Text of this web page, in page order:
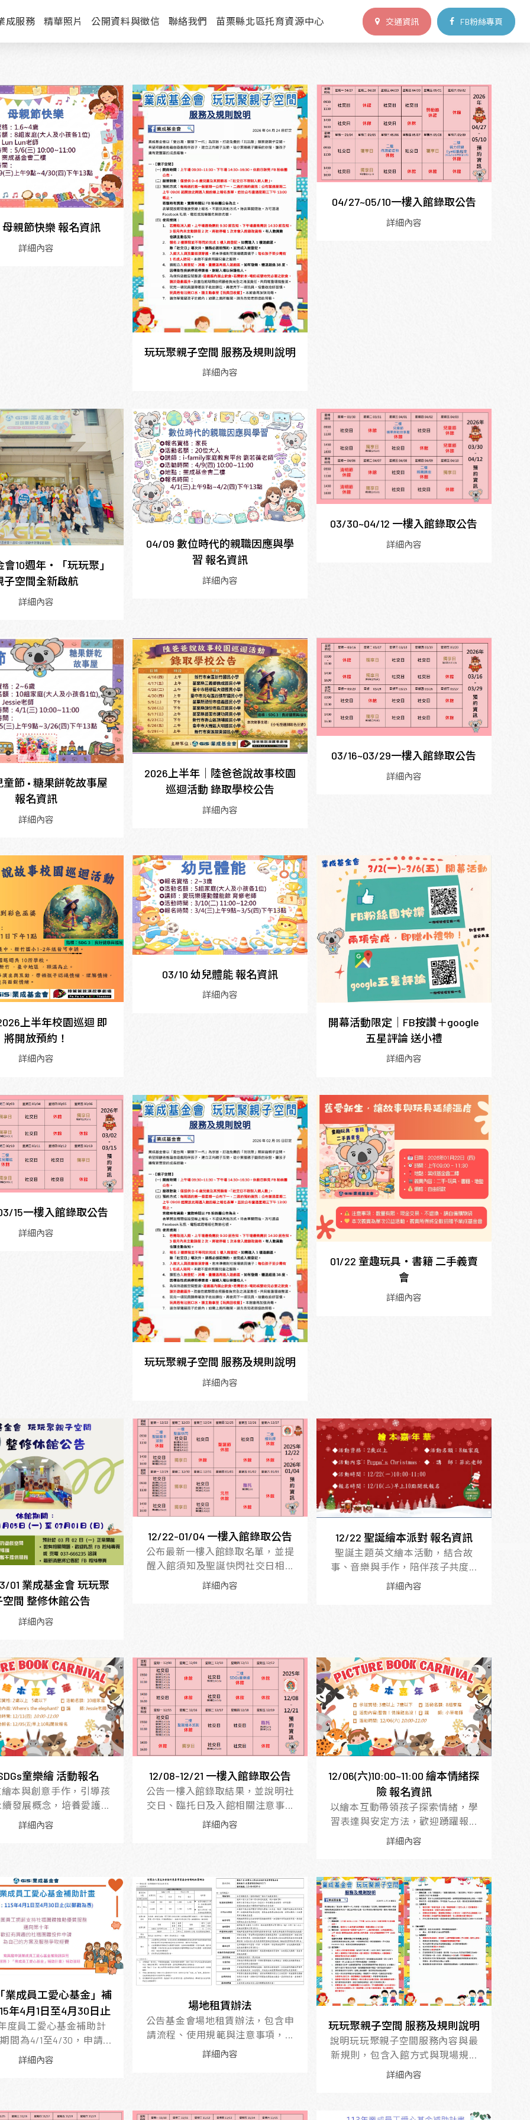
成服務 精華照片 公開資料與徵信 聯絡我們 苗栗縣北區托育資源中心 交通資訊 FB粉絲專頁
親節快樂 報名資訊
詳細內容
玩玩聚親子空間 服務及規則說明
詳細內容
04/27~05/10一樓入館錄取公告
詳細內容
10週年・「玩玩聚」
子空間全新啟航
詳細內容
04/09 數位時代的親職因應與學
習 報名資訊
詳細內容
03/30~04/12 一樓入館錄取公告
詳細內容
童節 • 糖果餅乾故事屋
報名資訊
詳細內容
2026上半年｜陸爸爸說故事校園
巡迴活動 錄取學校公告
詳細內容
03/16~03/29一樓入館錄取公告
詳細內容
上半年校園巡迴 即
將開放預約！
詳細內容
03/10 幼兒體能 報名資訊
詳細內容
開幕活動限定｜FB按讚＋google
五星評論 送小禮
詳細內容
15一樓入館錄取公告
詳細內容
玩玩聚親子空間 服務及規則說明
詳細內容
01/22 童趣玩具・書籍 二手義賣
會
詳細內容
01 業成基金會 玩玩聚
空間 整修休館公告
詳細內容
12/22-01/04 一樓入館錄取公告
公布最新一樓入館錄取名單，並提
醒入館須知及聖誕快閃社交日相...
詳細內容
12/22 聖誕繪本派對 報名資訊
聖誕主題英文繪本活動，結合故
事、音樂與手作，陪伴孩子共度...
詳細內容
童樂繪 活動報名
本與創意手作，引導孩
發展概念，培養愛護...
詳細內容
12/08-12/21 一樓入館錄取公告
公告一樓入館錄取結果，並說明社
交日、臨托日及入館相關注意事...
詳細內容
12/06(六)10:00~11:00 繪本情緒探
險 報名資訊
以繪本互動帶領孩子探索情緒，學
習表達與安定方法，歡迎踴躍報...
詳細內容
業成員工愛心基金」補
年4月1日至4月30日止
度員工愛心基金補助計
間為4/1至4/30，申請...
詳細內容
場地租賃辦法
公告基金會場地租賃辦法，包含申
請流程、使用規範與注意事項，...
詳細內容
玩玩聚親子空間 服務及規則說明
說明玩玩聚親子空間服務內容與最
新規則，包含入館方式與現場規...
詳細內容